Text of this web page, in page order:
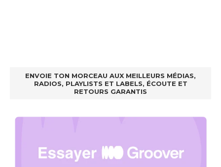
ENVOIE TON MORCEAU AUX MEILLEURS MÉDIAS,
RADIOS, PLAYLISTS ET LABELS, ÉCOUTE ET
RETOURS GARANTIS